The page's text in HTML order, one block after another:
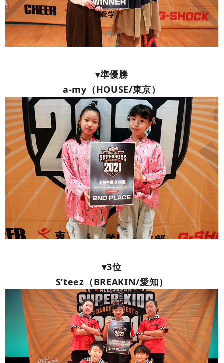
▾準優勝
a-my（HOUSE/東京）
▾3位
S’teez（BREAKIN/愛知）